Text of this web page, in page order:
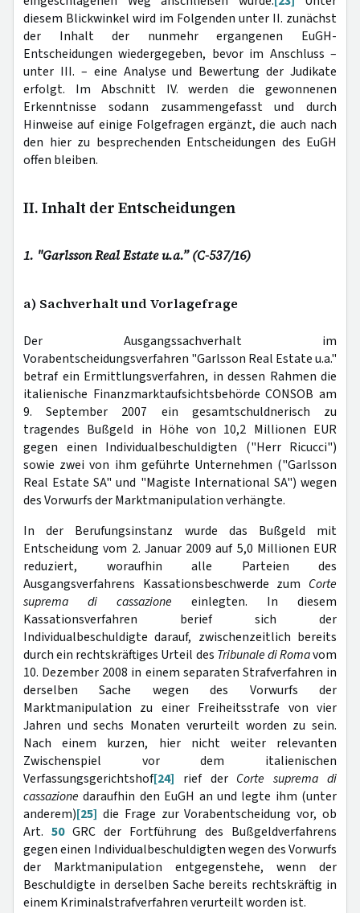
diesem Blickwinkel wird im Folgenden unter II. zunächst
der Inhalt der nunmehr ergangenen EuGH-
Entscheidungen wiedergegeben, bevor im Anschluss –
unter III. – eine Analyse und Bewertung der Judikate
erfolgt. Im Abschnitt IV. werden die gewonnenen
Erkenntnisse sodann zusammengefasst und durch
Hinweise auf einige Folgefragen ergänzt, die auch nach
den hier zu besprechenden Entscheidungen des EuGH
offen bleiben.
II. Inhalt der Entscheidungen
1. "Garlsson Real Estate u.a.” (C-537/16)
a) Sachverhalt und Vorlagefrage
Der Ausgangssachverhalt im
Vorabentscheidungsverfahren "Garlsson Real Estate u.a."
betraf ein Ermittlungsverfahren, in dessen Rahmen die
italienische Finanzmarktaufsichtsbehörde CONSOB am
9. September 2007 ein gesamtschuldnerisch zu
tragendes Bußgeld in Höhe von 10,2 Millionen EUR
gegen einen Individualbeschuldigten ("Herr Ricucci")
sowie zwei von ihm geführte Unternehmen ("Garlsson
Real Estate SA" und "Magiste International SA") wegen
des Vorwurfs der Marktmanipulation verhängte.
In der Berufungsinstanz wurde das Bußgeld mit
Entscheidung vom 2. Januar 2009 auf 5,0 Millionen EUR
reduziert, woraufhin alle Parteien des
Ausgangsverfahrens Kassationsbeschwerde zum Corte
suprema di cassazione einlegten. In diesem
Kassationsverfahren berief sich der
Individualbeschuldigte darauf, zwischenzeitlich bereits
durch ein rechtskräftiges Urteil des Tribunale di Romavom
10. Dezember 2008 in einem separaten Strafverfahren in
derselben Sache wegen des Vorwurfs der
Marktmanipulation zu einer Freiheitsstrafe von vier
Jahren und sechs Monaten verurteilt worden zu sein.
Nach einem kurzen, hier nicht weiter relevanten
Zwischenspiel vor dem italienischen
Verfassungsgerichtshof[24] rief der Corte suprema di
cassazionedaraufhin den EuGH an und legte ihm (unter
anderem)[25] die Frage zur Vorabentscheidung vor, ob
Art. 50GRC der Fortführung des Bußgeldverfahrens
gegen einen Individualbeschuldigten wegen des Vorwurfs
der Marktmanipulation entgegenstehe, wenn der
Beschuldigte in derselben Sache bereits rechtskräftig in
einem Kriminalstrafverfahren verurteilt worden ist.